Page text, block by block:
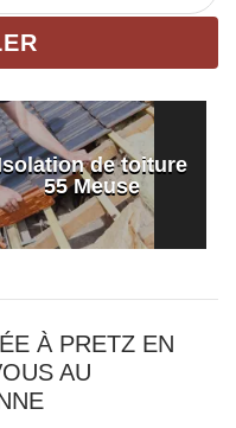
de toiture
55 Meuse
À PRETZ EN
AU